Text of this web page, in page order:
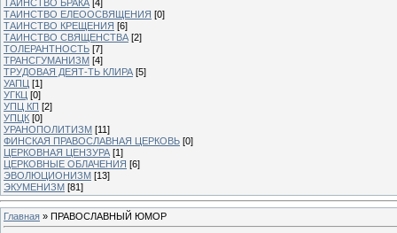
ТАИНСТВО БРАКА [4]
ТАИНСТВО ЕЛЕООСВЯЩЕНИЯ [0]
ТАИНСТВО КРЕЩЕНИЯ [6]
ТАИНСТВО СВЯЩЕНСТВА [2]
ТОЛЕРАНТНОСТЬ [7]
ТРАНСГУМАНИЗМ [4]
ТРУДОВАЯ ДЕЯТ-ТЬ КЛИРА [5]
УАПЦ [1]
УГКЦ [0]
УПЦ КП [2]
УПЦК [0]
УРАНОПОЛИТИЗМ [11]
ФИНСКАЯ ПРАВОСЛАВНАЯ ЦЕРКОВЬ [0]
ЦЕРКОВНАЯ ЦЕНЗУРА [1]
ЦЕРКОВНЫЕ ОБЛАЧЕНИЯ [6]
ЭВОЛЮЦИОНИЗМ [13]
ЭКУМЕНИЗМ [81]
Главная » ПРАВОСЛАВНЫЙ ЮМОР